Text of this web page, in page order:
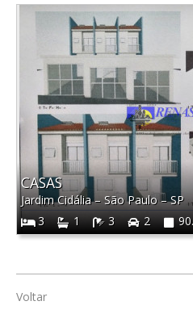
CASAS
Jardim Cidália–São Paulo–SP
3
1 3 2
Voltar